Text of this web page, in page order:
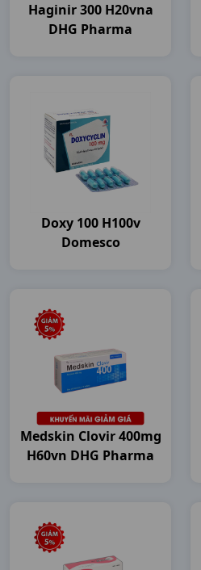
Haginir 300 H20vna
DHG Pharma
Doxy 100 H100v
Domesco
Medskin Clovir 400mg
H60vn DHG Pharma